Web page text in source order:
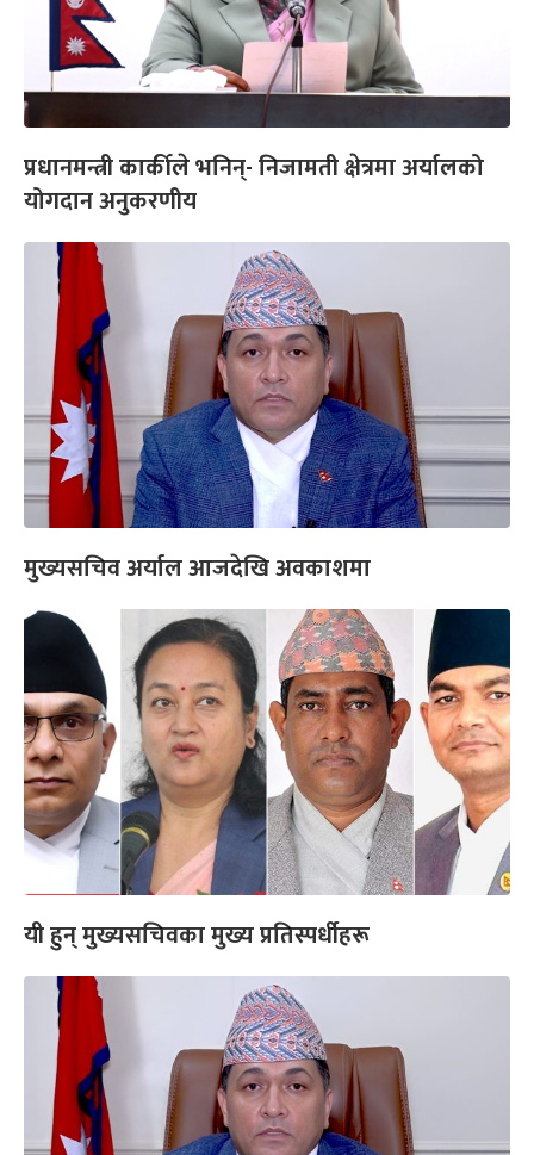
प्रधानमन्त्री कार्कीले भनिन्- निजामती क्षेत्रमा अर्यालको
योगदान अनुकरणीय
मुख्यसचिव अर्याल आजदेखि अवकाशमा
यी हुन् मुख्यसचिवका मुख्य प्रतिस्पर्धीहरू